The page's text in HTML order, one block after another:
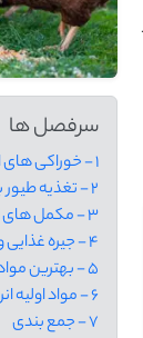
سرفصل ها
1 - خوراکی های انرژِی زا
2 - تغذیه طیور با خوراکی های انرژی زا
3 - مکمل های انرژی زا در طیور
4 - جیره غذایی و خوراکی های انرژی زای طیور
5 - بهترین مواد غذایی انرژی زای طیور
6 - مواد اولیه انرژی‌زا در تغذیه طیور
7 - جمع بندی